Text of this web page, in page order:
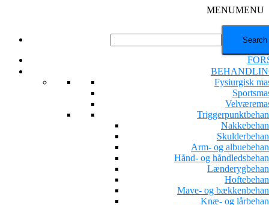
MENUMENU
Fysiurgisk
Arm- og
Hånd- og
Mave- og
Knæ- og